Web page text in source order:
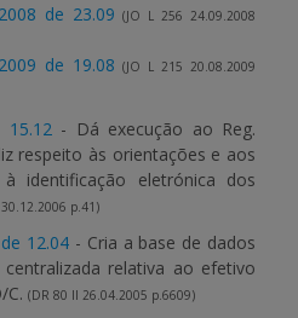
de 23.09 (JO L 256 24.09.2008
de 19.08 (JO L 215 20.08.2009
15.12- Dá execução ao Reg.
respeito às orientações e aos
identificação eletrónica dos
p.41)
12.04 - Cria a base de dados
relativa ao efetivo
C. (DR 80 II 26.04.2005 p.6609)